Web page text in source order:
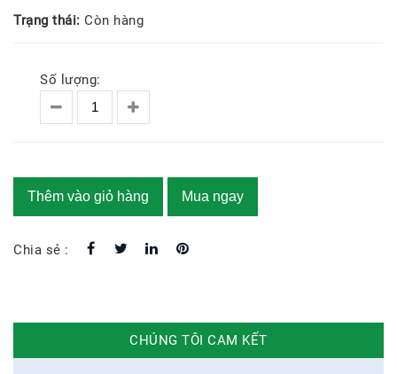
Trạng thái: Còn hàng
Số lượng:
Thêm vào giỏ hàng Mua ngay
Chia sẻ :
CHÚNG TÔI CAM KẾT